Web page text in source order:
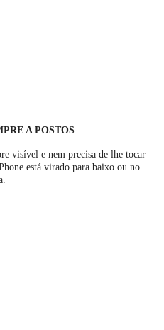
A POSTOS
visível e nem precisa de lhe tocar
está virado para baixo ou no